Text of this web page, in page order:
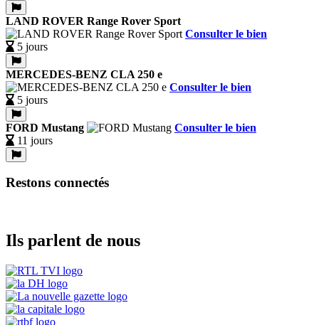
LAND ROVER Range Rover Sport
Consulter le bien
5 jours
MERCEDES-BENZ CLA 250 e
Consulter le bien
5 jours
FORD Mustang
Consulter le bien
11 jours
Restons connectés
Ils parlent de nous